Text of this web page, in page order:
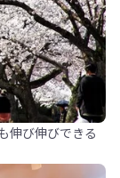
伸び伸びできる